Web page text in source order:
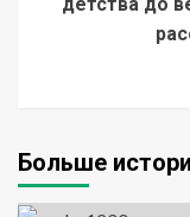
Больше